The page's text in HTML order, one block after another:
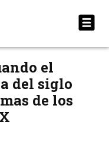
el
del siglo
de los